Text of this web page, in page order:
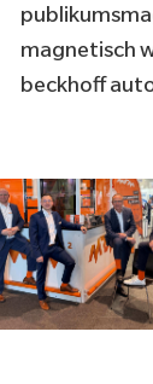
magnetisch
beckhoff